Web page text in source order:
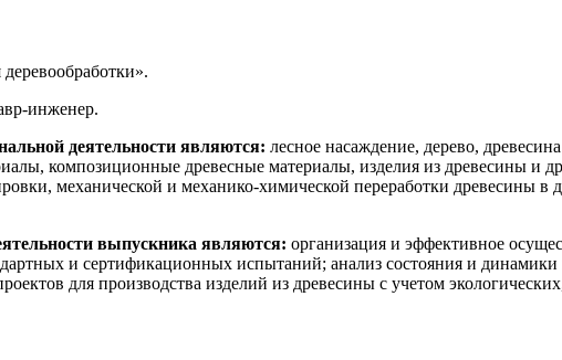
инженер.
деятельности являются: лесное насаждение, дерево,
композиционные древесные материалы, изделия из древесины и
механической и механико-химической переработки древесины в
выпускника являются: организация и эффективное
и сертификационных испытаний; анализ состояния и динамики
для производства изделий из древесины с учетом